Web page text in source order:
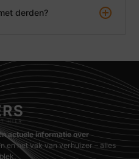
derden?
actuele informatie over
en het vak van verhuizer – alles